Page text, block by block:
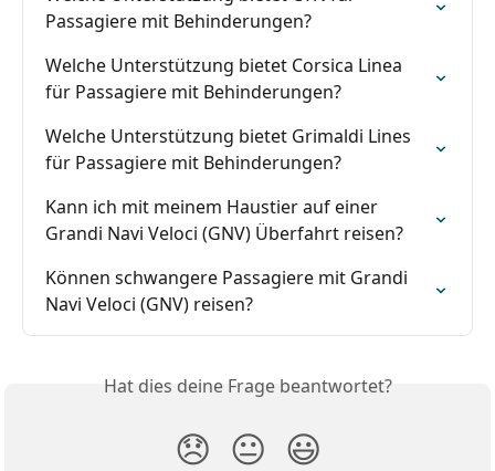
Passagiere mit Behinderungen?
Welche Unterstützung bietet Corsica Linea
für Passagiere mit Behinderungen?
Welche Unterstützung bietet Grimaldi Lines
für Passagiere mit Behinderungen?
Kann ich mit meinem Haustier auf einer
Grandi Navi Veloci (GNV) Überfahrt reisen?
Können schwangere Passagiere mit Grandi
Navi Veloci (GNV) reisen?
Hat dies deine Frage beantwortet?
😞 😐 😃